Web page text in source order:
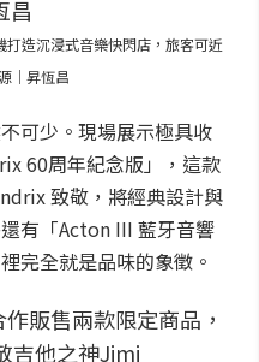
造沉浸式音樂快閃店，旅客可近
｜昇恆昌
可少。現場展示極具收
60周年紀念版」，這款
致敬，將經典設計與
有「Acton III 藍牙音響
完全就是品味的象徵。